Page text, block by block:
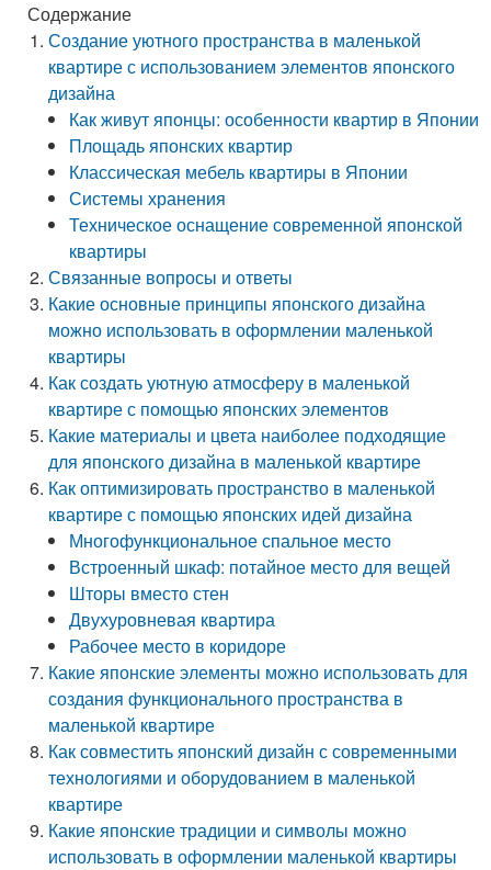
Содержание
Создание уютного пространства в маленькой
квартире с использованием элементов японского
дизайна
Как живут японцы: особенности квартир в Японии
Площадь японских квартир
Классическая мебель квартиры в Японии
Системы хранения
Техническое оснащение современной японской
квартиры
Связанные вопросы и ответы
Какие основные принципы японского дизайна
можно использовать в оформлении маленькой
квартиры
Как создать уютную атмосферу в маленькой
квартире с помощью японских элементов
Какие материалы и цвета наиболее подходящие
для японского дизайна в маленькой квартире
Как оптимизировать пространство в маленькой
квартире с помощью японских идей дизайна
Многофункциональное спальное место
Встроенный шкаф: потайное место для вещей
Шторы вместо стен
Двухуровневая квартира
Рабочее место в коридоре
Какие японские элементы можно использовать для
создания функционального пространства в
маленькой квартире
Как совместить японский дизайн с современными
технологиями и оборудованием в маленькой
квартире
Какие японские традиции и символы можно
использовать в оформлении маленькой квартиры